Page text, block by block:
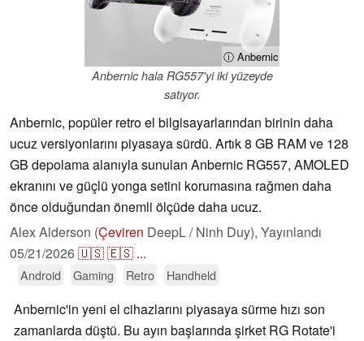
ⓘ Anbernic
Anbernic hala RG557'yi iki yüzeyde
satıyor.
Anbernic, popüler retro el bilgisayarlarından birinin daha
ucuz versiyonlarını piyasaya sürdü. Artık 8 GB RAM ve 128
GB depolama alanıyla sunulan Anbernic RG557, AMOLED
ekranını ve güçlü yonga setini korumasına rağmen daha
önce olduğundan önemli ölçüde daha ucuz.
Alex Alderson (Çeviren DeepL / Ninh Duy), Yayınlandı
05/21/2026🇺🇸🇪🇸 ...
Android Gaming Retro Handheld
Anbernic'in yeni el cihazlarını piyasaya sürme hızı son
zamanlarda düştü. Bu ayın başlarında şirket RG Rotate'i